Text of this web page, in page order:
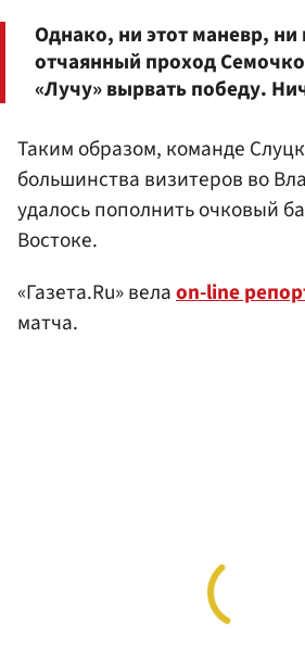
Однако, ни этот маневр, ни
отчаянный проход
«Лучу» вырвать победу.
Таким образом, команде
большинства визитеров во
удалось пополнить очковый
Востоке.
«Газета.Ru» велаon-line
матча.